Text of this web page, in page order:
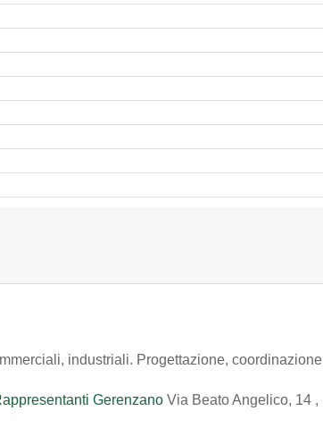
industriali. Progettazione, coordinazione
Gerenzano Via Beato Angelico, 14 ,